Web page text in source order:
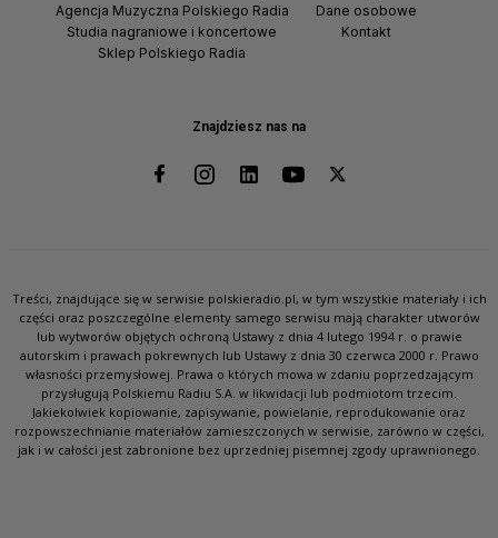
Znajdziesz nas na
Agencja Muzyczna Polskiego Radia
Studia nagraniowe i koncertowe
Sklep Polskiego Radia
Dane osobowe
Kontakt
Treści, znajdujące się w serwisie polskieradio.pl, w tym wszystkie materiały i ich
części oraz poszczególne elementy samego serwisu mają charakter utworów
lub wytworów objętych ochroną Ustawy z dnia 4 lutego 1994 r. o prawie
autorskim i prawach pokrewnych lub Ustawy z dnia 30 czerwca 2000 r. Prawo
własności przemysłowej. Prawa o których mowa w zdaniu poprzedzającym
przysługują Polskiemu Radiu S.A. w likwidacji lub podmiotom trzecim.
Jakiekolwiek kopiowanie, zapisywanie, powielanie, reprodukowanie oraz
rozpowszechnianie materiałów zamieszczonych w serwisie, zarówno w części,
jak i w całości jest zabronione bez uprzedniej pisemnej zgody uprawnionego.